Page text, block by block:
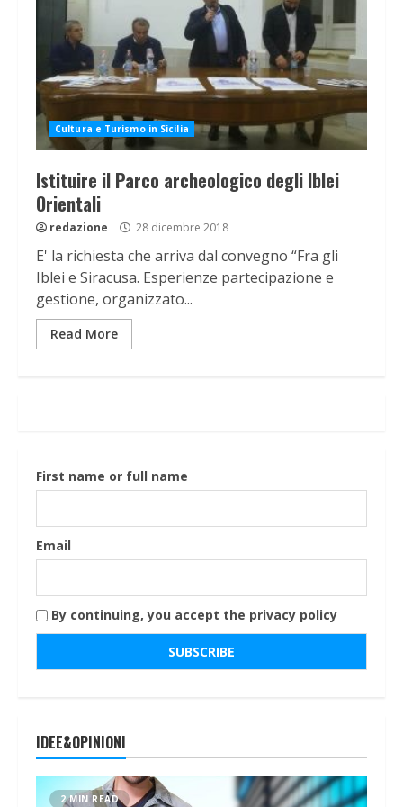
Cultura e Turismo in Sicilia
Istituire il Parco archeologico degli Iblei
Orientali
redazione 28 dicembre 2018
E' la richiesta che arriva dal convegno “Fra gli
Iblei e Siracusa. Esperienze partecipazione e
gestione, organizzato...
Read More
First name or full name
Email
By continuing, you accept the privacy policy
IDEE&OPINIONI
2 MIN READ